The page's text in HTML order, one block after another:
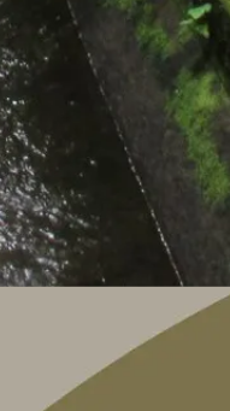
centro, três pessoas
dela, e ao fundo, uma